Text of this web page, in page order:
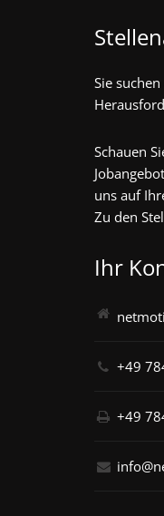
Sie
Schauen
uns auf
Zu den
Ihr
+49
+49